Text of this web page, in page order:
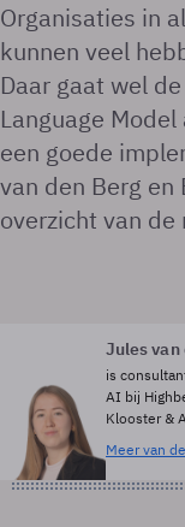
Organisaties in
kunnen veel
Daar gaat wel
Language
een goede
van den Berg en
overzicht van
Jules van
is
AI bij
Klooster &
Meer van